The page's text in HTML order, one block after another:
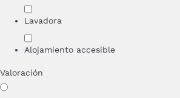
Lavadora
Alojamiento accesible
Valoración